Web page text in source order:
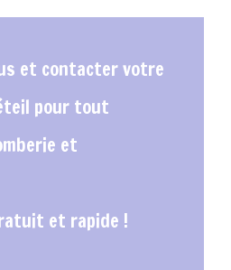
et contacter votre
pour tout
et
et rapide !